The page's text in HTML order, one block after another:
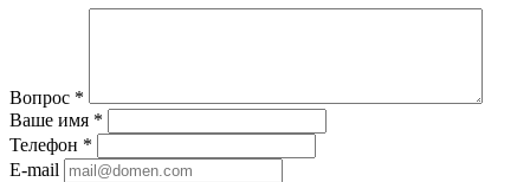
Вопрос *
Ваше имя *
Телефон *
E-mail